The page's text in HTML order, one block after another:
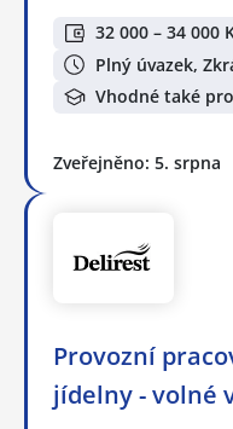
32 000 – 34 000
Plný úvazek,
Vhodné také
Zveřejněno: 5. srpna
Provozní
jídelny - volné